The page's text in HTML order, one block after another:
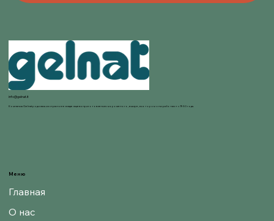
info@gelnat.it
Компания Gelnat родилась из страсти ее владельцев к приготовлению мороженого, в мире, в котором они работают с 1950 года.
Меню
Главная
О нас